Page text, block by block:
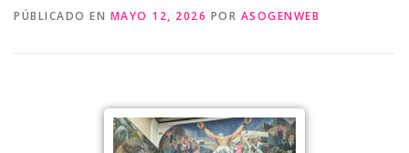
INFORMACIÓN PÚBLICA CONTACTO
PÚBLICADO EN MAYO 12, 2026 POR ASOGENWEB